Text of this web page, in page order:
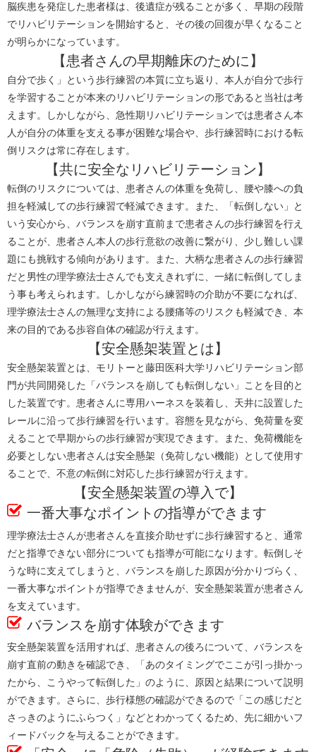
脳疾患を発症した患者様は、後遺症が残ることが多く、早期の段階
でリハビリテーションを開始すると、その後の回復が早くなること
が明らかになっています。
【患者さんの早期離床のために】
自分で歩く」という歩行練習の本質に立ち返り、本人が自分で歩行
を学習することが本来のリハビリテーションの形であると当社は考
えます。しかしながら、急性期リハビリテーションでは患者さん本
人が自分の体重を支える事が困難な場合や、歩行練習時における転
倒リスクは常に存在します。
【共に安全なリハビリテーション】
転倒のリスクについては、患者さんの体重を免荷し、腰や膝への負
担を軽減しての歩行練習で軽減できます。また、「転倒しない」と
いう安心から、バランスを崩す直前まで患者さんの歩行練習を行え
ることが、患者さん本人の歩行意欲の改善に繋がり、少し難しい課
題にも挑戦する傾向があります。また、大柄な患者さんの歩行練習
だと男性の理学療法士さんでも支えきれずに、一緒に転倒してしま
う事も考えられます。しかしながら練習時の介助が不要になれば、
理学療法士さんの無理な支持による腰痛等のリスクも軽減でき、本
来の目的である歩容自体の確認が行えます。
【安全懸架装置とは】
安全懸架装置とは、モリトーと藤田医科大学リハビリテーション部
門が共同開発した「バランスを崩しても転倒しない」ことを目的と
した装置です。患者さんに専用ハーネスを装着し、天井に設置した
レールに沿って歩行練習を行います。容態を見ながら、免荷量を変
えることで早期からの歩行練習が実現できます。また、免荷機能を
必要としない患者さんは安全懸架（免荷しない機能）として使用す
ることで、不意の転倒に対応した歩行練習が行えます。
【安全懸架装置の導入で】
一番大事なポイントの指導ができます
理学療法士さんが患者さんを直接介助せずに歩行練習すると、通常
だと指導できない部分についても指導が可能になります。転倒しそ
うな時に支えてしまうと、バランスを崩した原因が分かりづらく、
一番大事なポイントが指導できませんが、安全懸架装置が患者さん
を支えています。
バランスを崩す体験ができます
安全懸架装置を活用すれば、患者さんの後ろについて、バランスを
崩す直前の動きを確認でき、「あのタイミングでここが引っ掛かっ
たから、こうやって転倒した」のように、原因と結果について説明
ができます。さらに、歩行様態の確認ができるので「この感じだと
さっきのようにふらつく」などとわかってくるため、先に細かいフ
ィードバックを与えることができます。